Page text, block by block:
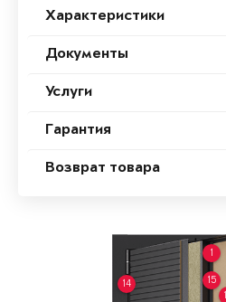
Характеристики
Документы
Услуги
Гарантия
Возврат товара
1
14 15